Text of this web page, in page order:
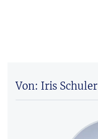
Von: Iris Schuler